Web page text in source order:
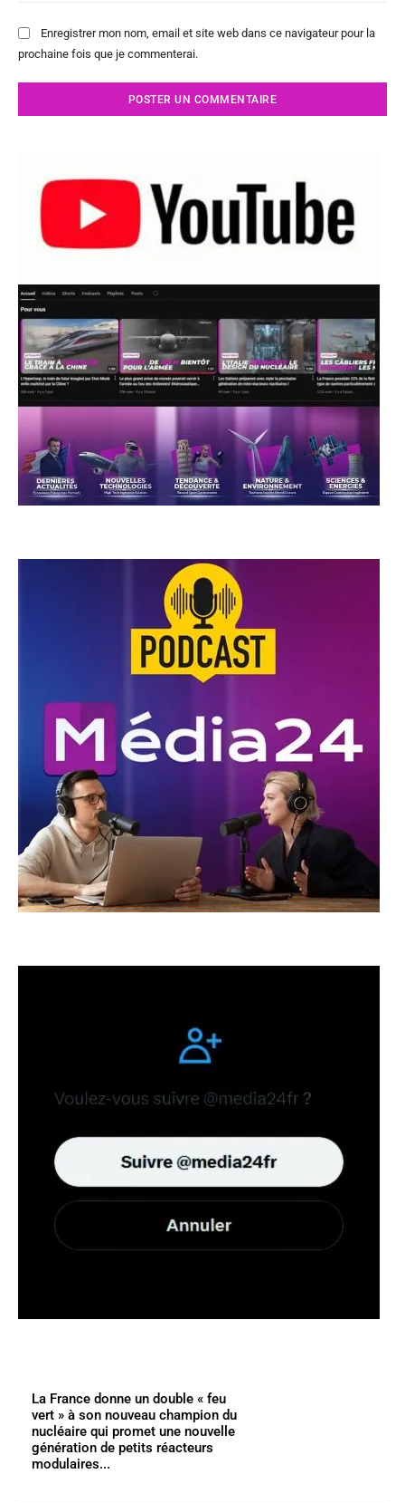
Enregistrer mon nom, email et site web dans ce navigateur pour la
prochaine fois que je commenterai.
La France donne un double « feu
vert » à son nouveau champion du
nucléaire qui promet une nouvelle
génération de petits réacteurs
modulaires...